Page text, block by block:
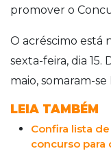
promover o
O acréscimo está
sexta-feira, dia 15.
maio, somaram-se
LEIA TAMBÉM
Confira lista
concurso para